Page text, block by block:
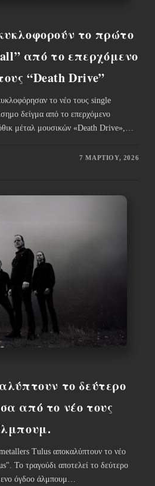
το πρώτο
από το επερχόμενο
“Death Drive”
το νέο τους single
δείγμα από το επερχόμενο
μέταλ μουσικών «Death Drive»,…
7 ΜΑΡΤΊΟΥ, 2026
το δεύτερο
από το νέο τους
Tulus αποκαλύπτουν το νέο
Το τραγούδι αποτελεί το δεύτερο
όγδοο άλμπουμ…